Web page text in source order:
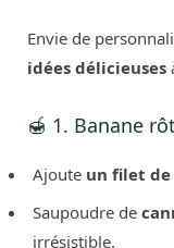
Envie de
idées délicieuses
🍯 1. Banane
Ajoute un filet
Saupoudre de
irrésistible.